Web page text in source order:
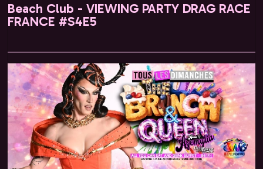
Beach Club - VIEWING PARTY DRAG RACE
FRANCE #S4E5